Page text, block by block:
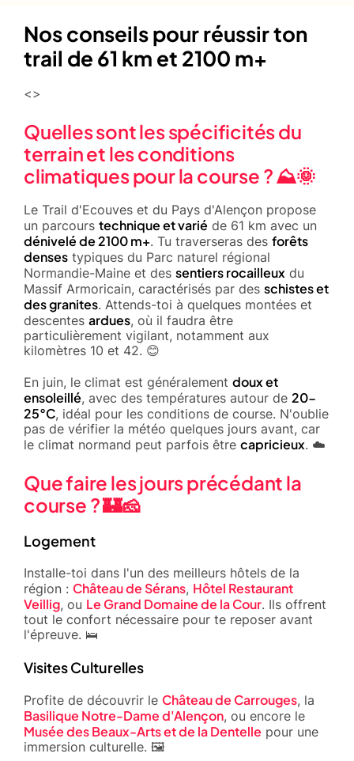
Nos conseils pour réussir ton
trail de 61 km et 2100 m+
<>
Quelles sont les spécificités du
terrain et les conditions
climatiques pour la course ? ⛰️🌞
Le Trail d'Ecouves et du Pays d'Alençon propose
un parcours technique et varié de 61 km avec un
dénivelé de 2100 m+. Tu traverseras des forêts
denses typiques du Parc naturel régional
Normandie-Maine et des sentiers rocailleux du
Massif Armoricain, caractérisés par des schistes et
des granites. Attends-toi à quelques montées et
descentes ardues, où il faudra être
particulièrement vigilant, notamment aux
kilomètres 10 et 42. 😊
En juin, le climat est généralement doux et
ensoleillé, avec des températures autour de 20-
25°C, idéal pour les conditions de course. N'oublie
pas de vérifier la météo quelques jours avant, car
le climat normand peut parfois être capricieux. ☁️
Que faire les jours précédant la
course ? 🏰🧀
Logement
Installe-toi dans l'un des meilleurs hôtels de la
région : Château de Sérans, Hôtel Restaurant
Veillig, ou Le Grand Domaine de la Cour. Ils offrent
tout le confort nécessaire pour te reposer avant
l'épreuve. 🛌
Visites Culturelles
Profite de découvrir le Château de Carrouges, la
Basilique Notre-Dame d'Alençon, ou encore le
Musée des Beaux-Arts et de la Dentelle pour une
immersion culturelle. 🖼️